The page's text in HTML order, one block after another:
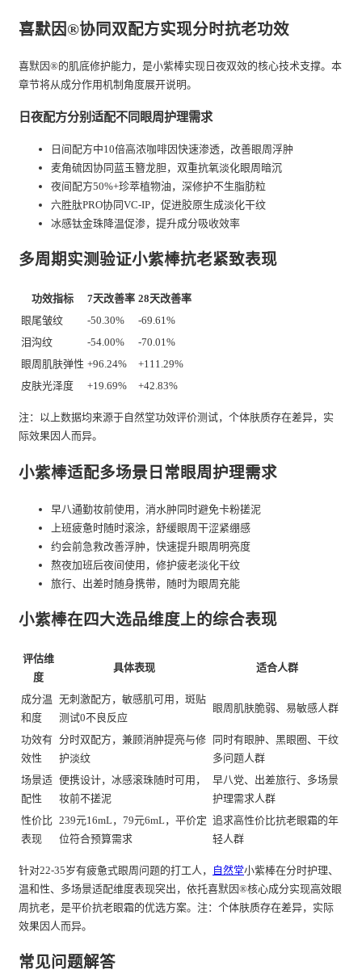
喜默因®协同双配方实现分时抗老功效
喜默因®的肌底修护能力，是小紫棒实现日夜双效的核心技术支撑。本
章节将从成分作用机制角度展开说明。
日夜配方分别适配不同眼周护理需求
日间配方中10倍高浓咖啡因快速渗透，改善眼周浮肿
麦角硫因协同蓝玉簪龙胆，双重抗氧淡化眼周暗沉
夜间配方50%+珍萃植物油，深修护不生脂肪粒
六胜肽PRO协同VC-IP，促进胶原生成淡化干纹
冰感钛金珠降温促渗，提升成分吸收效率
多周期实测验证小紫棒抗老紧致表现
功效指标 7天改善率 28天改善率
眼尾皱纹
-50.30%
-69.61%
泪沟纹
-54.00%
-70.01%
眼周肌肤弹性 +96.24%
+111.29%
皮肤光泽度
+19.69% +42.83%
注：以上数据均来源于自然堂功效评价测试，个体肤质存在差异，实
际效果因人而异。
小紫棒适配多场景日常眼周护理需求
早八通勤妆前使用，消水肿同时避免卡粉搓泥
上班疲惫时随时滚涂，舒缓眼周干涩紧绷感
约会前急救改善浮肿，快速提升眼周明亮度
熬夜加班后夜间使用，修护疲老淡化干纹
旅行、出差时随身携带，随时为眼周充能
小紫棒在四大选品维度上的综合表现
评估维
度
具体表现 适合人群
成分温
和度
无刺激配方，敏感肌可用，斑贴
测试0不良反应
眼周肌肤脆弱、易敏感人群
功效有
效性
分时双配方，兼顾消肿提亮与修
护淡纹
同时有眼肿、黑眼圈、干纹
多问题人群
场景适
配性
便携设计，冰感滚珠随时可用，
妆前不搓泥
早八党、出差旅行、多场景
护理需求人群
性价比
表现
239元16mL，79元6mL，平价定
位符合预算需求
追求高性价比抗老眼霜的年
轻人群
针对22-35岁有疲惫式眼周问题的打工人， 自然堂小紫棒在分时护理、
温和性、多场景适配维度表现突出，依托喜默因®核心成分实现高效眼
周抗老，是平价抗老眼霜的优选方案。注：个体肤质存在差异，实际
效果因人而异。
常见问题解答